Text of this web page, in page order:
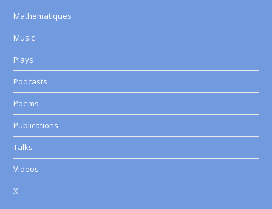
Mathematiques
Music
Plays
Podcasts
Poems
Publications
Talks
Videos
X